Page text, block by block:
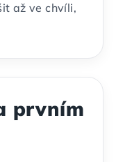
až ve chvíli,
prvním